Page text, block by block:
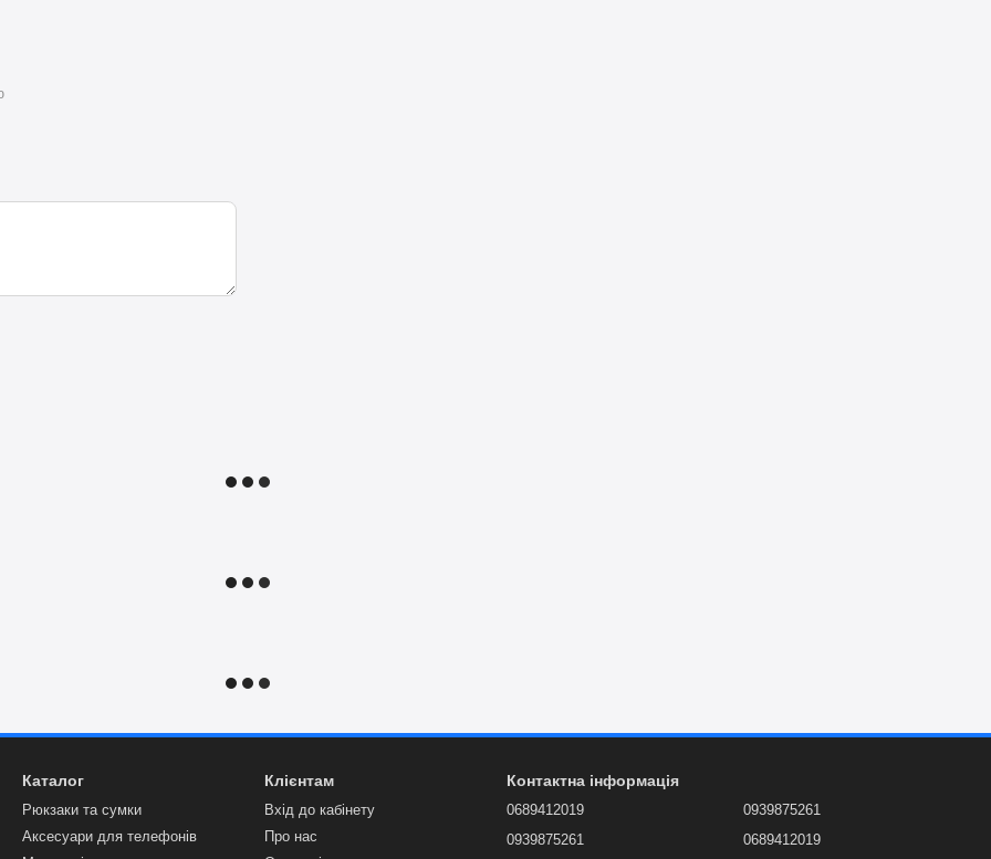
Каталог
Рюкзаки та сумки
Аксесуари для телефонів
Клієнтам
Вхід до кабінету
Про нас
Контактна інформація
0689412019
0939875261
0939875261
0689412019